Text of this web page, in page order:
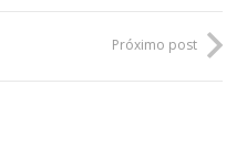
Próximo post